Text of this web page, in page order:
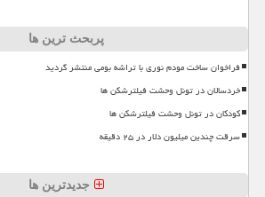
پربحث ترین ها
فراخوان ساخت مودم نوری با تراشه بومی منتشر گردید
خردسالان در تونل وحشت فیلترشکن ها
کودکان در تونل وحشت فیلترشکن ها
سرقت چندین میلیون دلار در ۲۵ دقیقه
جدیدترین ها